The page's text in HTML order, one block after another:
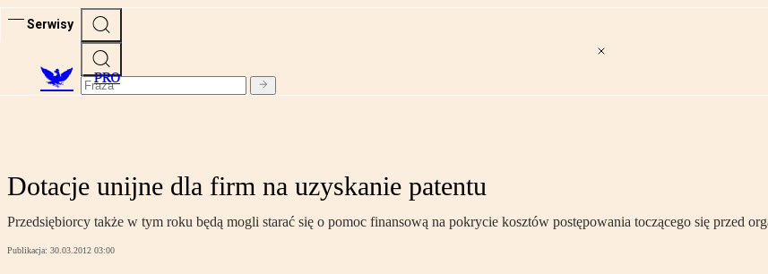
Serwisy
PRO
Dotacje unijne dla firm na uzyskanie patentu
Przedsiębiorcy także w tym roku będą mogli starać się o pomoc finansową na pokrycie kosztów postępowania toczącego się przed
Publikacja: 30.03.2012 03:00